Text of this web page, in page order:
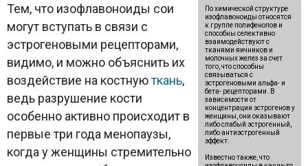
По химической структуре
изофлавоноиды относятся
к группе полифенолов и
способны селективно
взаимодействуют с
тканями яичников и
молочных желез за счет
того, что способны
связываться с
эстрогеновыми альфа- и
бета- рецепторами. В
зависимости от
концентрации эстрогенов у
женщины, они оказывают
либо слабый эстрогенный,
либо антиэстрогенный
эффект.
Известно также, что
Тем, что изофлавоноиды сои
могут вступать в связи с
эстрогеновыми рецепторами,
видимо, и можно объяснить их
воздействие на костнуюткань,
ведь разрушение кости
особенно активно происходит в
первые три года менопаузы,
когда у женщины стремительно